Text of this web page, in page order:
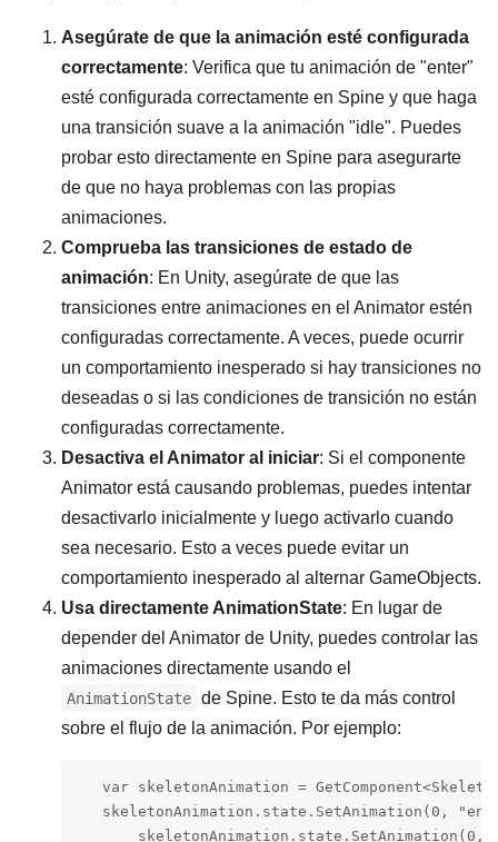
Asegúrate de que la animación esté configurada
correctamente: Verifica que tu animación de "enter"
esté configurada correctamente en Spine y que haga
una transición suave a la animación "idle". Puedes
probar esto directamente en Spine para asegurarte
de que no haya problemas con las propias
animaciones.
Comprueba las transiciones de estado de
animación: En Unity, asegúrate de que las
transiciones entre animaciones en el Animator estén
configuradas correctamente. A veces, puede ocurrir
un comportamiento inesperado si hay transiciones no
deseadas o si las condiciones de transición no están
configuradas correctamente.
Desactiva el Animator al iniciar: Si el componente
Animator está causando problemas, puedes intentar
desactivarlo inicialmente y luego activarlo cuando
sea necesario. Esto a veces puede evitar un
comportamiento inesperado al alternar GameObjects.
Usa directamente AnimationState: En lugar de
depender del Animator de Unity, puedes controlar las
animaciones directamente usando el
AnimationState de Spine. Esto te da más control
sobre el flujo de la animación. Por ejemplo:
var skeletonAnimation =
skeletonAnimation.state.SetAnimation(0,
skeletonAnimation.state.SetAnimation(0,